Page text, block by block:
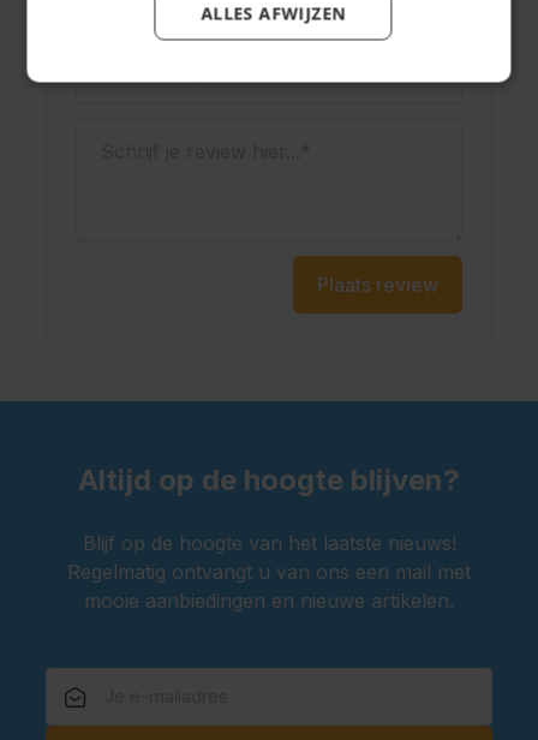
Plaats review
Altijd op de hoogte blijven?
Blijf op de hoogte van het laatste nieuws!
Regelmatig ontvangt u van ons een mail met
mooie aanbiedingen en nieuwe artikelen.
ALLES AFWIJZEN